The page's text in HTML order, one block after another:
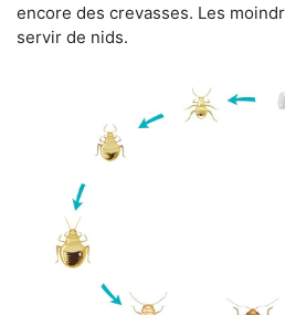
encore des crevasses. Les
servir de nids.